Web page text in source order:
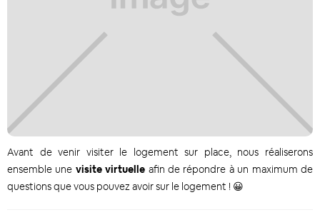
Avant de venir visiter le logement sur place, nous réaliserons
ensemble une visite virtuelle afin de répondre à un maximum de
questions que vous pouvez avoir sur le logement ! 😀